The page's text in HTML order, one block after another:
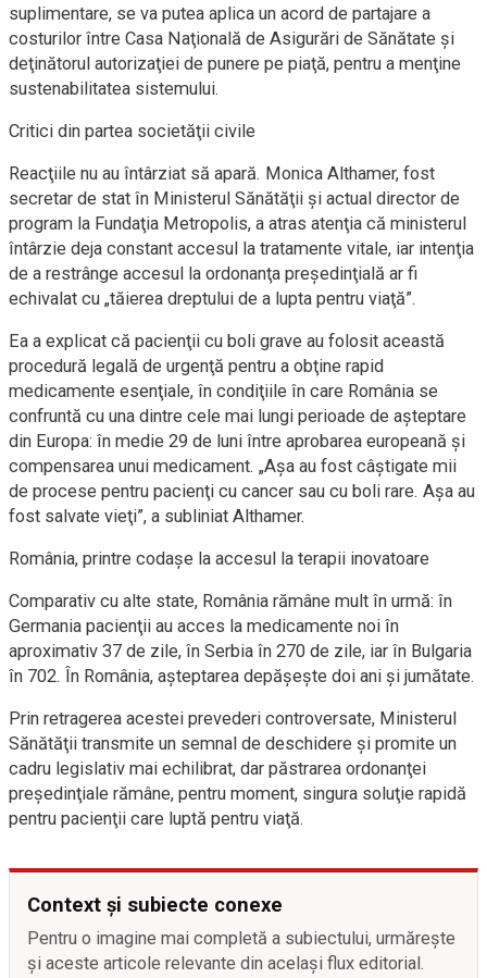
suplimentare, se va putea aplica un acord de partajare a
costurilor între Casa Naţională de Asigurări de Sănătate şi
deţinătorul autorizaţiei de punere pe piaţă, pentru a menţine
sustenabilitatea sistemului.
Critici din partea societăţii civile
Reacţiile nu au întârziat să apară. Monica Althamer, fost
secretar de stat în Ministerul Sănătăţii şi actual director de
program la Fundaţia Metropolis, a atras atenţia că ministerul
întârzie deja constant accesul la tratamente vitale, iar intenţia
de a restrânge accesul la ordonanţa preşedinţială ar fi
echivalat cu „tăierea dreptului de a lupta pentru viaţă”.
Ea a explicat că pacienţii cu boli grave au folosit această
procedură legală de urgenţă pentru a obţine rapid
medicamente esenţiale, în condiţiile în care România se
confruntă cu una dintre cele mai lungi perioade de aşteptare
din Europa: în medie 29 de luni între aprobarea europeană şi
compensarea unui medicament. „Aşa au fost câştigate mii
de procese pentru pacienţi cu cancer sau cu boli rare. Aşa au
fost salvate vieţi”, a subliniat Althamer.
România, printre codaşe la accesul la terapii inovatoare
Comparativ cu alte state, România rămâne mult în urmă: în
Germania pacienţii au acces la medicamente noi în
aproximativ 37 de zile, în Serbia în 270 de zile, iar în Bulgaria
în 702. În România, aşteptarea depăşeşte doi ani şi jumătate.
Prin retragerea acestei prevederi controversate, Ministerul
Sănătăţii transmite un semnal de deschidere şi promite un
cadru legislativ mai echilibrat, dar păstrarea ordonanţei
preşedinţiale rămâne, pentru moment, singura soluţie rapidă
pentru pacienţii care luptă pentru viaţă.
Context și subiecte conexe
Pentru o imagine mai completă a subiectului, urmărește
și aceste articole relevante din același flux editorial.